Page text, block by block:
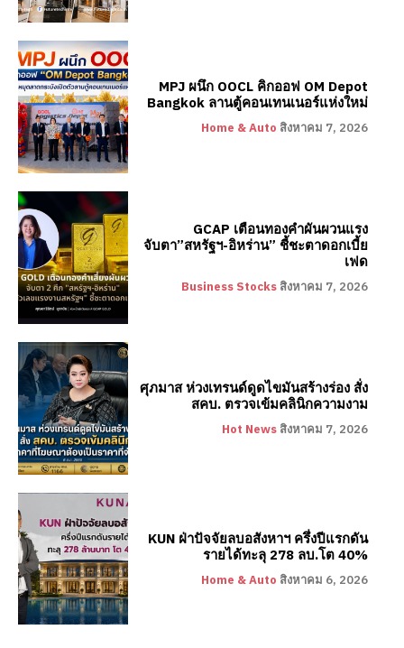
MPJ ผนึก OOCL คิกออฟ OM Depot
Bangkok ลานตู้คอนเทนเนอร์แห่งใหม่
Home & Auto สิงหาคม 7, 2026
GCAP เตือนทองคำผันผวนแรง
จับตา”สหรัฐฯ-อิหร่าน” ชี้ชะตาดอกเบี้ย
เฟด
Business Stocks สิงหาคม 7, 2026
ศุภมาส ห่วงเทรนด์ดูดไขมันสร้างร่อง สั่ง
สคบ. ตรวจเข้มคลินิกความงาม
Hot News สิงหาคม 7, 2026
KUN ฝ่าปัจจัยลบอสังหาฯ ครึ่งปีแรกดัน
รายได้ทะลุ 278 ลบ.โต 40%
Home & Auto สิงหาคม 6, 2026